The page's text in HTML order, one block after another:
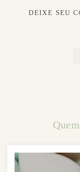
DEIXE SEU